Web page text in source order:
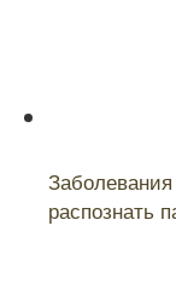
распознать